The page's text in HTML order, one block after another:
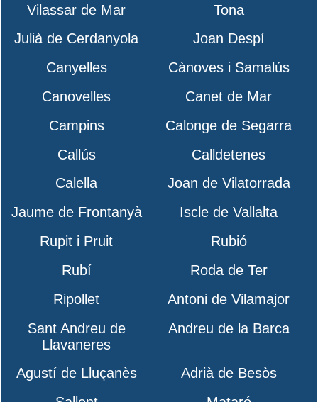
Vilassar de Mar
Tona
Julià de Cerdanyola
Joan Despí
Canyelles
Cànoves i Samalús
Canovelles
Canet de Mar
Campins
Calonge de Segarra
Callús
Calldetenes
Calella
Joan de Vilatorrada
Jaume de Frontanyà
Iscle de Vallalta
Rupit i Pruit
Rubió
Rubí
Roda de Ter
Ripollet
Antoni de Vilamajor
Sant Andreu de
Llavaneres
Andreu de la Barca
Agustí de Lluçanès
Adrià de Besòs